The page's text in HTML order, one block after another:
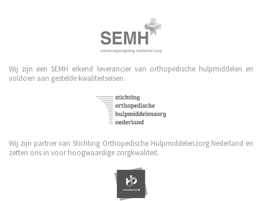
Wij zijn een SEMH erkend leverancier van orthopedische hulpmiddelen en
voldoen aan gestelde kwaliteitseisen.
Wij zijn partner van Stichting Orthopedische Hulpmiddelenzorg Nederland en
zetten ons in voor hoogwaardige zorgkwaliteit.